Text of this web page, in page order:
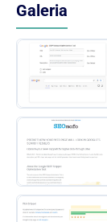
Galeria